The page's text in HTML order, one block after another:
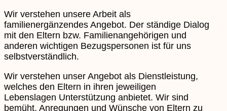
Wir verstehen unsere Arbeit als
familienergänzendes Angebot. Der ständige Dialog
mit den Eltern bzw. Familienangehörigen und
anderen wichtigen Bezugspersonen ist für uns
selbstverständlich.
Wir verstehen unser Angebot als Dienstleistung,
welches den Eltern in ihren jeweiligen
Lebenslagen Unterstützung anbietet. Wir sind
bemüht, Anregungen und Wünsche von Eltern zu